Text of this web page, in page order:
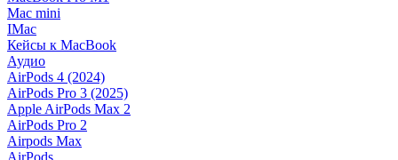
Mac mini
IMac
Кейсы к MacBook
Аудио
AirPods 4 (2024)
AirPods Pro 3 (2025)
Apple AirPods Max 2
AirPods Pro 2
Airpods Max
AirPods